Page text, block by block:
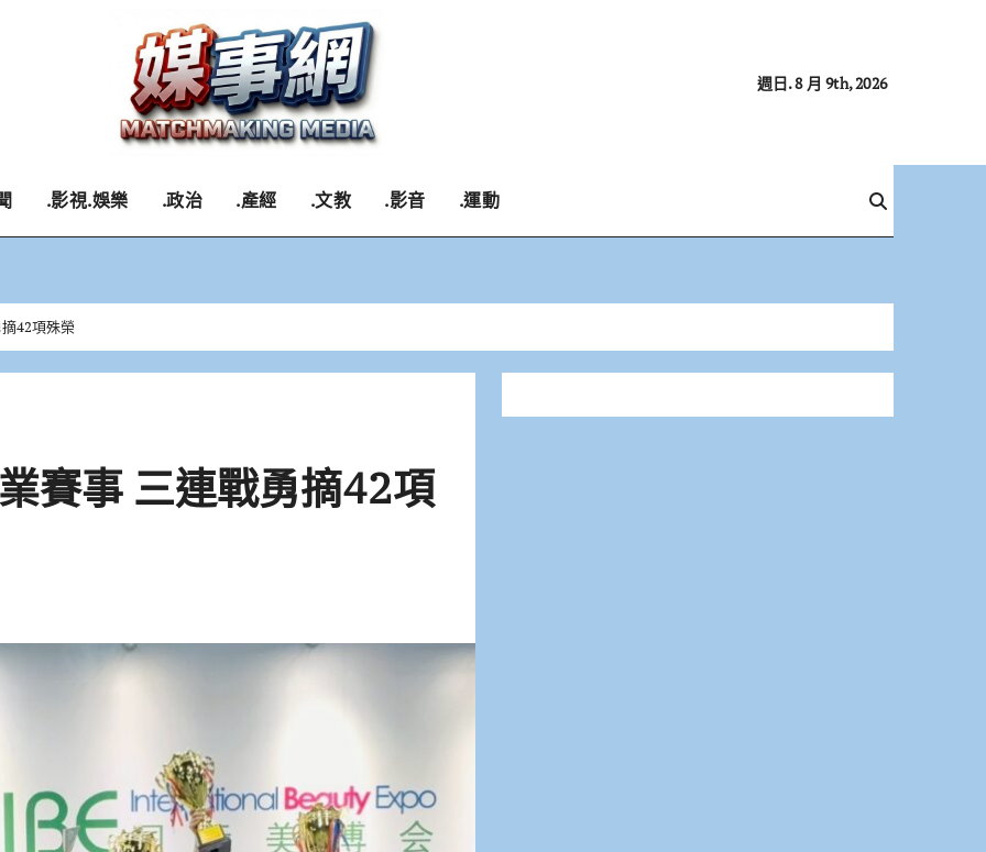
週日. 8 月 9th, 2026
.影視.娛樂 .政治 .產經 .文教 .影音 .運動
42項殊榮
賽事 三連戰勇摘42項